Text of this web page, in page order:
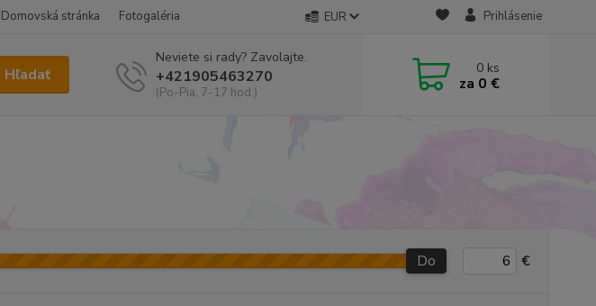
Domovská stránka Fotogaléria EUR Prihlásenie
Hľadať
Neviete si rady? Zavolajte.
+421905463270
(Po-Pia, 7-17 hod.)
0 ks
za 0 €
Do €